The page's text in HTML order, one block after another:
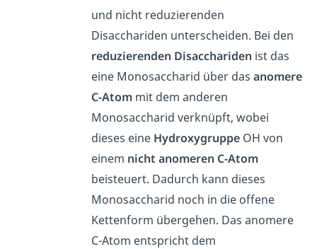
und nicht reduzierenden
Disacchariden unterscheiden. Bei den
reduzierenden Disacchariden ist das
eine Monosaccharid über das anomere
C-Atommit dem anderen
Monosaccharid verknüpft, wobei
dieses eine HydroxygruppeOH von
einem nicht anomeren C-Atom
beisteuert. Dadurch kann dieses
Monosaccharid noch in die offene
Kettenform übergehen. Das anomere
C-Atom entspricht dem